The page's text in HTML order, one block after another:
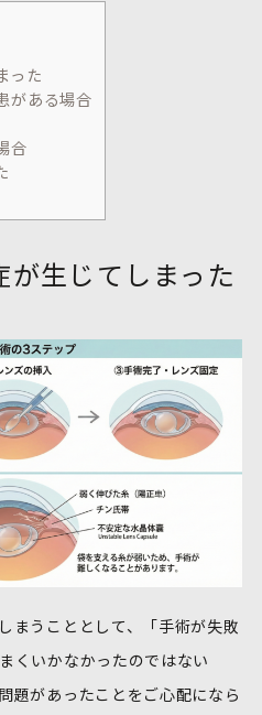
った
がある場合
合
が生じてしまった
まうこととして、「手術が失敗
くいかなかったのではない
題があったことをご心配になら